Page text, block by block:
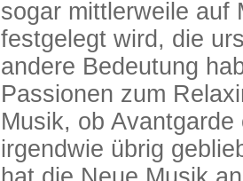
sogar mittlerweile auf
festgelegt wird, die
andere Bedeutung
Passionen zum
Musik, ob
irgendwie übrig